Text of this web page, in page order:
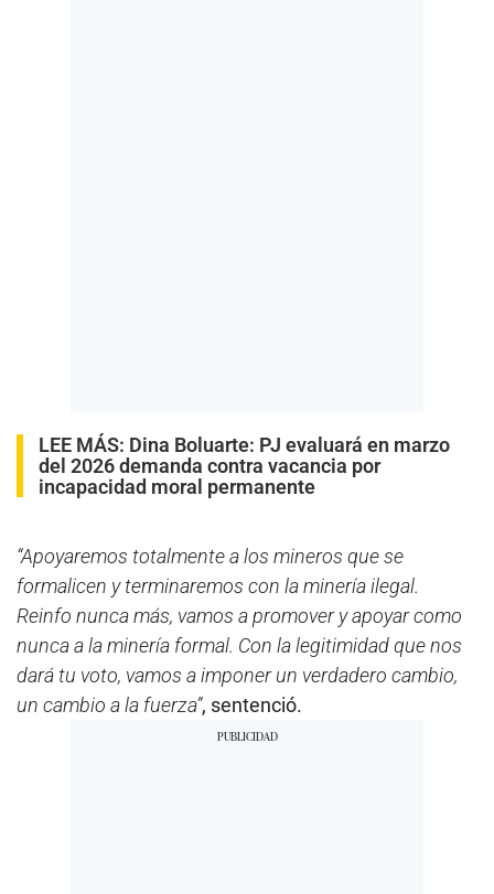
LEE MÁS: Dina Boluarte: PJ evaluará en marzo
del 2026 demanda contra vacancia por
incapacidad moral permanente
“Apoyaremos totalmente a los mineros que se
formalicen y terminaremos con la minería ilegal.
Reinfo nunca más, vamos a promover y apoyar como
nunca a la minería formal. Con la legitimidad que nos
dará tu voto, vamos a imponer un verdadero cambio,
un cambio a la fuerza”, sentenció.